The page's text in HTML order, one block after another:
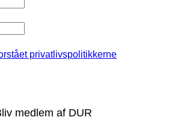
privatlivspolitikkerne
medlem af DUR